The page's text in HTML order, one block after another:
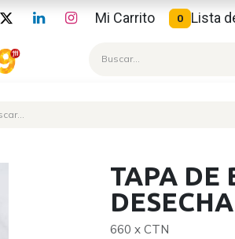
Mi Carrito 0 Lista
TAPA DE
660 x CTN